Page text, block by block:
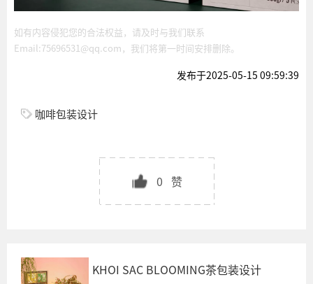
如有内容侵犯您的合法权益，请及时与我们联系
Email:75696531@qq.com，我们将第一时间安排删除。
发布于2025-05-15 09:59:39
咖啡包装设计
0 赞
KHOI SAC BLOOMING茶包装设计